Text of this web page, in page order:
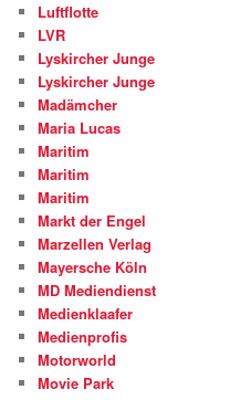
Luftflotte
LVR
Lyskircher Junge
Lyskircher Junge
Madämcher
Maria Lucas
Maritim
Maritim
Maritim
Markt der Engel
Marzellen Verlag
Mayersche Köln
MD Mediendienst
Medienklaafer
Medienprofis
Motorworld
Movie Park